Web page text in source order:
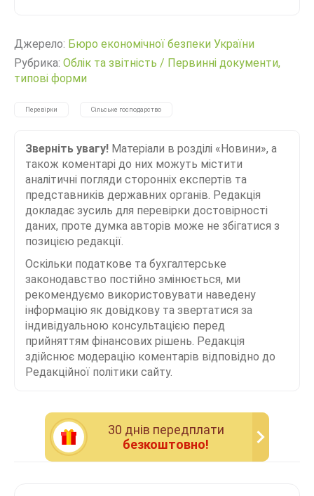
Джерело: Бюро економічної безпеки України
Рубрика: Облік та звітність / Первинні документи,
типові форми
Перевірки Сільське господарство
Зверніть увагу! Матеріали в розділі «Новини», а
також коментарі до них можуть містити
аналітичні погляди сторонніх експертів та
представників державних органів. Редакція
докладає зусиль для перевірки достовірності
даних, проте думка авторів може не збігатися з
позицією редакції.
Оскільки податкове та бухгалтерське
законодавство постійно змінюється, ми
рекомендуємо використовувати наведену
інформацію як довідкову та звертатися за
індивідуальною консультацією перед
прийняттям фінансових рішень. Редакція
здійснює модерацію коментарів відповідно до
Редакційної політики сайту.
30 днiв передплати
безкоштовно!